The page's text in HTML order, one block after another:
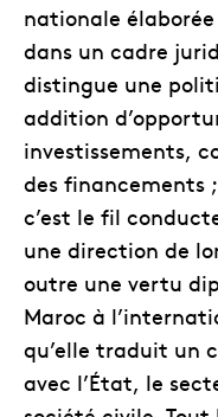
nationale
dans un cadre
distingue une
addition
investissements,
des financements
c’est le fil
une direction de
outre une vertu
Maroc à
qu’elle traduit un
avec l’État, le